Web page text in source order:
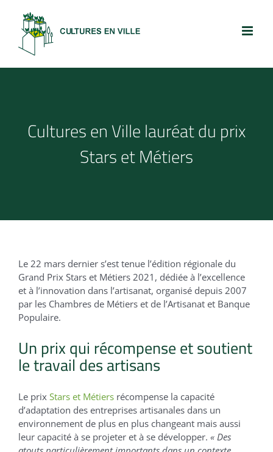
contenu
Cultures en Ville lauréat du prix
Stars et Métiers
Le 22 mars dernier s’est tenue l’édition régionale du
Grand Prix Stars et Métiers 2021, dédiée à l’excellence
et à l’innovation dans l’artisanat, organisé depuis 2007
par les Chambres de Métiers et de l’Artisanat et Banque
Populaire.
Un prix qui récompense et soutient
le travail des artisans
Le prix Stars et Métiers récompense la capacité
d’adaptation des entreprises artisanales dans un
environnement de plus en plus changeant mais aussi
leur capacité à se projeter et à se développer. « Des